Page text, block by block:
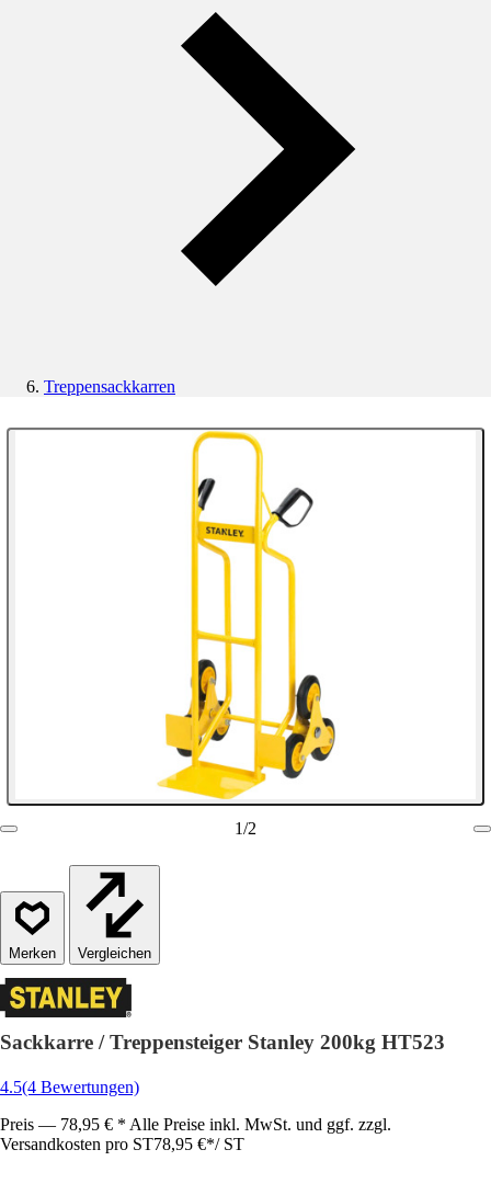
Treppensackkarren
1/2
Vergleichen
Sackkarre / Treppensteiger Stanley 200kg HT523
4.5(4 Bewertungen)
Preis — 78,95 € * Alle Preise inkl. MwSt. und ggf. zzgl.
Versandkosten pro ST78,95 €*/ ST